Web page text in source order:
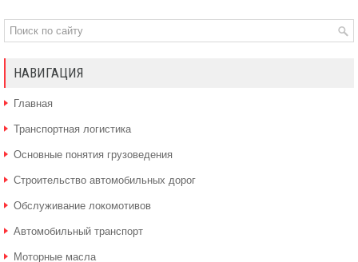
НАВИГАЦИЯ
Главная
Транспортная логистика
Основные понятия грузоведения
Строительство автомобильных дорог
Обслуживание локомотивов
Автомобильный транспорт
Моторные масла